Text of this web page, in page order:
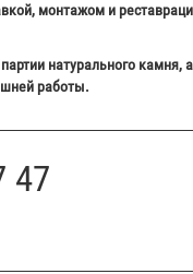
монтажом и
натурального камня,
работы.
47